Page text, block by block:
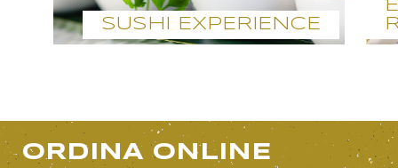
SUSHI EXPERIENCE
ORDINA ONLINE